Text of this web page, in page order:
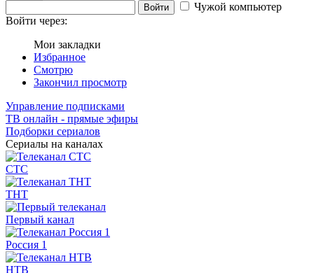
Войти
Чужой компьютер
Войти через:
Мои закладки
Избранное
Смотрю
Закончил просмотр
Управление подписками
ТВ онлайн - прямые эфиры
Подборки сериалов
Сериалы на каналах
СТС
ТНТ
Первый канал
Россия 1
НТВ